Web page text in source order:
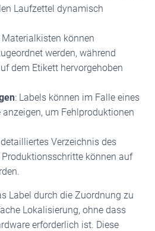
Laufzettel dynamisch
Materialkisten können
werden, während
dem Etikett hervorgehoben
: Labels können im Falle eines
um Fehlproduktionen
detailliertes Verzeichnis des
können auf
Label durch die Zuordnung zu
Lokalisierung, ohne dass
erforderlich ist. Diese